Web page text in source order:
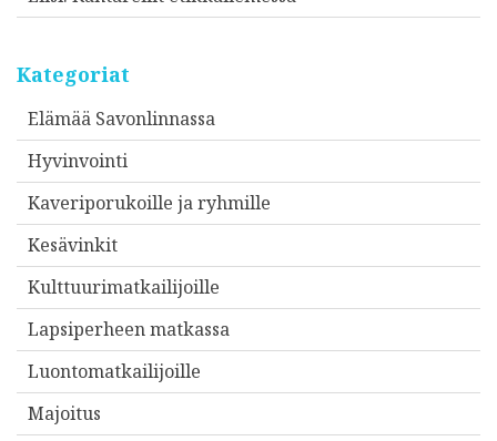
Kategoriat
Elämää Savonlinnassa
Hyvinvointi
Kaveriporukoille ja ryhmille
Kesävinkit
Kulttuurimatkailijoille
Lapsiperheen matkassa
Luontomatkailijoille
Majoitus